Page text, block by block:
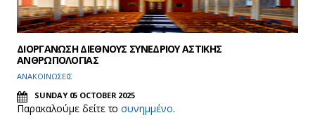
ΔΙΟΡΓΑΝΩΣΗ ΔΙΕΘΝΟΥΣ ΣΥΝΕΔΡΙΟΥ ΑΣΤΙΚΗΣ
ΑΝΘΡΩΠΟΛΟΓΙΑΣ
ΑΝΑΚΟΙΝΩΣΕΙΣ
SUNDAY 05 OCTOBER 2025
Παρακαλούμε δείτε τοσυνημμένο.